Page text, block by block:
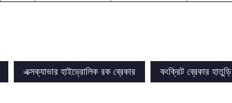
এক্সক্যাভার হাইড্রোলিক রক ব্রেকার কংক্রিট ব্রেকার হাতুড়ি